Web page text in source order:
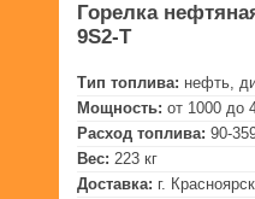
Горелка
9S2-T
Тип топлива: нефть,
Мощность: от 1000 до
Расход топлива: 90-
Вес: 223 кг
Доставка: г. Красноярск